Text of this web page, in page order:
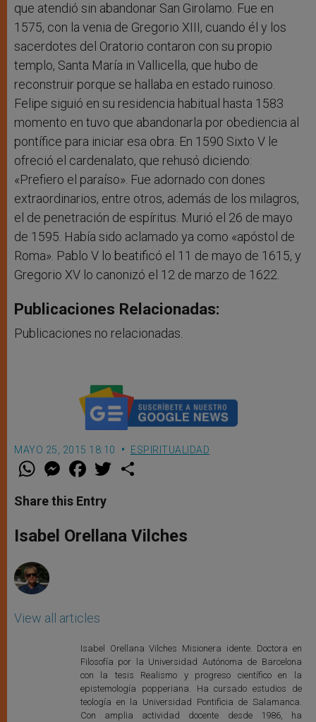
que atendió sin abandonar San Girolamo. Fue en
1575, con la venia de Gregorio XIII, cuando él y los
sacerdotes del Oratorio contaron con su propio
templo, Santa María in Vallicella, que hubo de
reconstruir porque se hallaba en estado ruinoso.
Felipe siguió en su residencia habitual hasta 1583
momento en tuvo que abandonarla por obediencia al
pontífice para iniciar esa obra. En 1590 Sixto V le
ofreció el cardenalato, que rehusó diciendo:
«Prefiero el paraíso». Fue adornado con dones
extraordinarios, entre otros, además de los milagros,
el de penetración de espíritus. Murió el 26 de mayo
de 1595. Había sido aclamado ya como «apóstol de
Roma». Pablo V lo beatificó el 11 de mayo de 1615, y
Gregorio XV lo canonizó el 12 de marzo de 1622.
Publicaciones Relacionadas:
Publicaciones no relacionadas.
MAYO 25, 2015 18:10 ESPIRITUALIDAD
W
t
s
p
p
M
e
s
e
g
e
F
a
e
b
o
k
w
r
Share this Entry
Isabel Orellana Vilches
View all articles
Isabel Orellana Vilches Misionera idente. Doctora en
Filosofía por la Universidad Autónoma de Barcelona
con la tesis Realismo y progreso científico en la
epistemología popperiana. Ha cursado estudios de
teología en la Universidad Pontificia de Salamanca.
Con amplia actividad docente desde 1986, ha